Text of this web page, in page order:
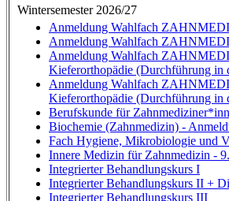
Wintersemester 2026/27
Anmeldung Wahlfach
Anmeldung Wahlfach
Anmeldung Wahlfach
Kieferorthopädie (Durchführung in
Anmeldung Wahlfach
Kieferorthopädie (Durchführung in
Berufskunde für
Biochemie (Zahnmedizin) -
Fach Hygiene, Mikrobiologie und
Innere Medizin für Zahnmedizin -
Integrierter Behandlungskurs I
Integrierter Behandlungskurs II +
Integrierter Behandlungskurs III